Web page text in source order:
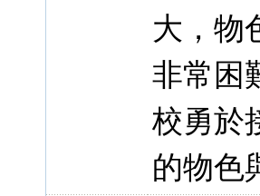
大，物
非常困
校勇於
的物色